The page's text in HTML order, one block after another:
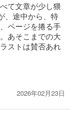
て文章が少し猥
、途中から、特
ページを捲る手
あそこまでの大
ストは賛否あれ
2026年02月23日